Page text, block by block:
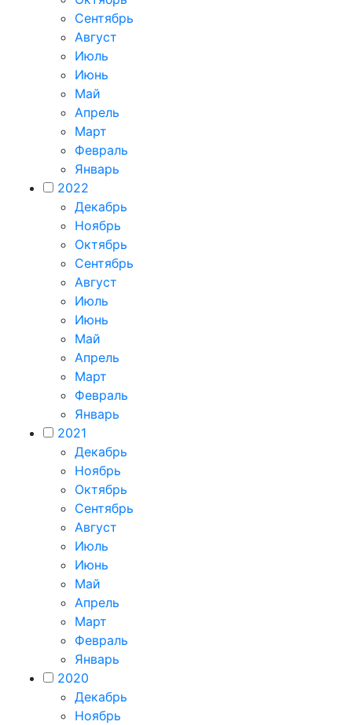
Сентябрь
Август
Июль
Июнь
Май
Апрель
Март
Февраль
Январь
2022
Декабрь
Ноябрь
Октябрь
Сентябрь
Август
Июль
Июнь
Май
Апрель
Март
Февраль
Январь
2021
Декабрь
Ноябрь
Октябрь
Сентябрь
Август
Июль
Июнь
Май
Апрель
Март
Февраль
Январь
2020
Декабрь
Ноябрь